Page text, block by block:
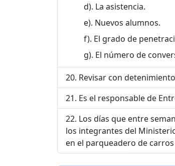
La asistencia.
Nuevos alumnos.
El grado de
El número de
Revisar con
Es el responsable de
Los días que entre
los integrantes del
en el parqueadero de